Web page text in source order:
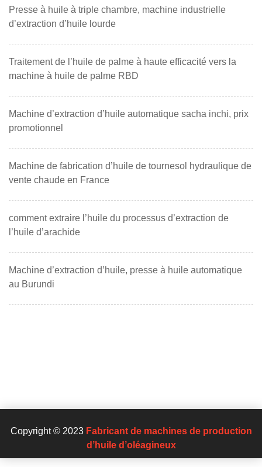
Presse à huile à triple chambre, machine industrielle
d’extraction d’huile lourde
Traitement de l’huile de palme à haute efficacité vers la
machine à huile de palme RBD
Machine d’extraction d’huile automatique sacha inchi, prix
promotionnel
Machine de fabrication d’huile de tournesol hydraulique de
vente chaude en France
comment extraire l’huile du processus d’extraction de
l’huile d’arachide
Machine d’extraction d’huile, presse à huile automatique
au Burundi
Copyright © 2023 Fabricant de machines de production
d’huile d’oléagineux